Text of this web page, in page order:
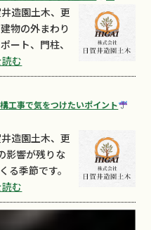
造園土木、更
物の外まわり
ート、門柱、
む
工事で気をつけたいポイント
造園土木、更
影響が残りな
る季節です。
む